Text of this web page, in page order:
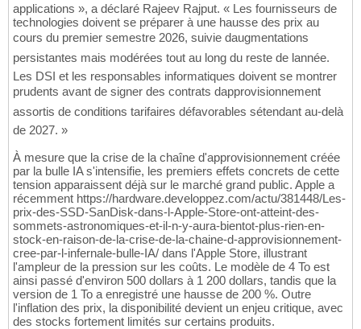
applications », a déclaré Rajeev Rajput. « Les fournisseurs de
technologies doivent se préparer à une hausse des prix au
cours du premier semestre 2026, suivie daugmentations
persistantes mais modérées tout au long du reste de lannée.
Les DSI et les responsables informatiques doivent se montrer
prudents avant de signer des contrats dapprovisionnement
assortis de conditions tarifaires défavorables sétendant au-delà
de 2027. »
À mesure que la crise de la chaîne d'approvisionnement créée
par la bulle IA s'intensifie, les premiers effets concrets de cette
tension apparaissent déjà sur le marché grand public. Apple a
récemment https://hardware.developpez.com/actu/381448/Les-
prix-des-SSD-SanDisk-dans-l-Apple-Store-ont-atteint-des-
sommets-astronomiques-et-il-n-y-aura-bientot-plus-rien-en-
stock-en-raison-de-la-crise-de-la-chaine-d-approvisionnement-
cree-par-l-infernale-bulle-IA/ dans l'Apple Store, illustrant
l'ampleur de la pression sur les coûts. Le modèle de 4 To est
ainsi passé d'environ 500 dollars à 1 200 dollars, tandis que la
version de 1 To a enregistré une hausse de 200 %. Outre
l'inflation des prix, la disponibilité devient un enjeu critique, avec
des stocks fortement limités sur certains produits.